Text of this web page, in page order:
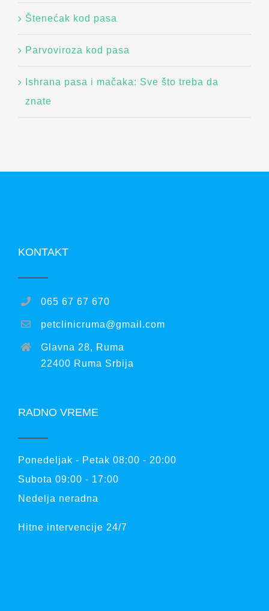
Štenećak kod pasa
Parvoviroza kod pasa
Ishrana pasa i mačaka: Sve što treba da
znate
KONTAKT
065 67 67 670
petclinicruma@gmail.com
Glavna 28, Ruma
22400 Ruma Srbija
RADNO VREME
Ponedeljak - Petak 08:00 - 20:00
Subota 09:00 - 17:00
Nedelja neradna
Hitne intervencije 24/7